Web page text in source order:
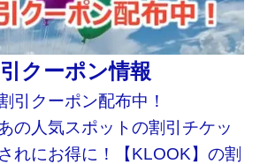
クーポン情報
引クーポン配布中！
の人気スポットの割引チケッ
れにお得に！【KLOOK】の割